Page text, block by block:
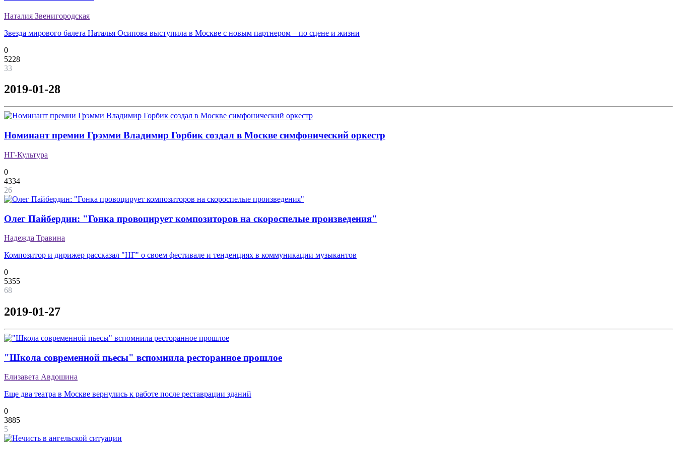
Наталия Звенигородская
Звезда мирового балета Наталья Осипова выступила в Москве с новым партнером – по сцене и жизни
0
5228
33
2019-01-28
Номинант премии Грэмми Владимир Горбик создал в Москве симфонический оркестр
НГ-Культура
0
4334
26
Олег Пайбердин: "Гонка провоцирует композиторов на скороспелые произведения"
Надежда Травина
Композитор и дирижер рассказал "НГ" о своем фестивале и тенденциях в коммуникации музыкантов
0
5355
68
2019-01-27
"Школа современной пьесы" вспомнила ресторанное прошлое
Елизавета Авдошина
Еще два театра в Москве вернулись к работе после реставрации зданий
0
3885
5